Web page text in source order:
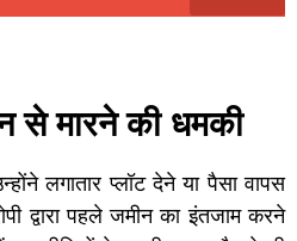
से मारने की धमकी
लगातार प्लॉट देने या पैसा वापस
द्वारा पहले जमीन का इंतजाम करने